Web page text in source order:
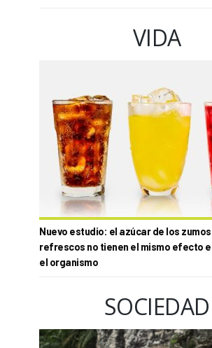
VIDA
Nuevo estudio: el azúcar de los zumos
refrescos no tienen el mismo efecto
el organismo
SOCIEDAD